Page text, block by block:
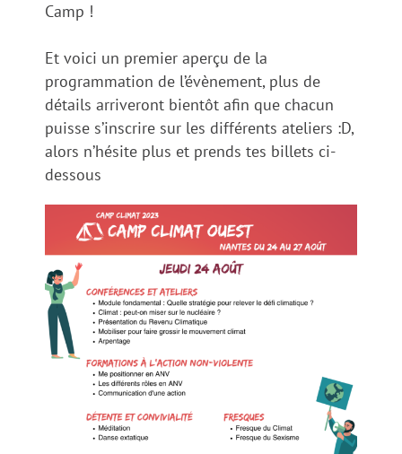
Camp !
Et voici un premier aperçu de la
programmation de l’évènement, plus de
détails arriveront bientôt afin que chacun
puisse s’inscrire sur les différents ateliers :D,
alors n’hésite plus et prends tes billets ci-
dessous